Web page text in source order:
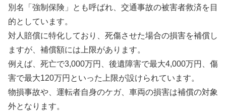
別名「強制保険」とも呼ばれ、交通事故の被害者救済を目
的としています。
対人賠償に特化しており、死傷させた場合の損害を補償し
ますが、補償額には上限があります。
例えば、死亡で3,000万円、後遺障害で最大4,000万円、傷
害で最大120万円といった上限が設けられています。
物損事故や、運転者自身のケガ、車両の損害は補償の対象
外となります。